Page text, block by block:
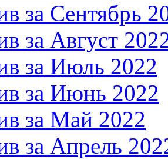
за Сентябрь
за Август
за Июль 2022
за Июнь 2022
за Май 2022
за Апрель